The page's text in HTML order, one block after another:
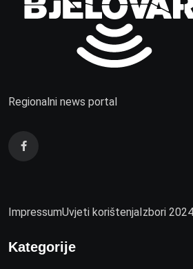
Regionalni news portal
ImpressumUvjeti korištenjaIzbori
Kategorije